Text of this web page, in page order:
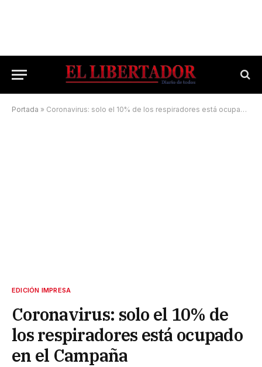
Portada » Coronavirus: solo el 10% de los respiradores está ocupado en el Campaña
EDICIÓN IMPRESA
Coronavirus: solo el 10% de
los respiradores está ocupado
en el Campaña